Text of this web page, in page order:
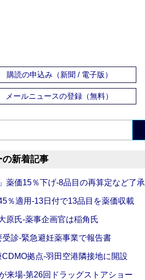
購読の申込み（新聞 / 電子版）
メールニュースの登録（無料）
の新着記事
薬価15％下げ‐8品目の再算定など了承
％適用‐13日付で13品目を薬価収載
原氏‐薬事企画官は稲角氏
診‐緊急避妊薬事業で報告書
拠点‐羽田空港隣接地に開設
来場‐第26回ドラッグストアショー